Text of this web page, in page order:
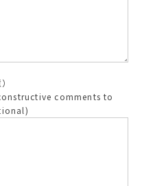
comments to